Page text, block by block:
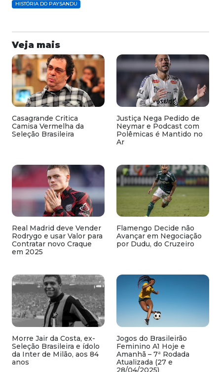
HISTÓRIA DO PAYSANDU
Veja mais
Casagrande Critica
Camisa Vermelha da
Seleção Brasileira
Justiça Nega Pedido de
Neymar e Podcast com
Polêmicas é Mantido no
Ar
Real Madrid deve Vender
Rodrygo e usar Valor para
Contratar novo Craque
em 2025
Flamengo Decide não
Avançar em Negociação
por Dudu, do Cruzeiro
Morre Jair da Costa, ex-
Seleção Brasileira e ídolo
da Inter de Milão, aos 84
anos
Jogos do Brasileirão
Feminino A1 Hoje e
Amanhã – 7ª Rodada
Atualizada (27 e
28/04/2025)